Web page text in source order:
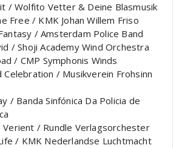
/ Wolfito Vetter & Deine Blasmusik
Free / KMK Johan Willem Friso
/ Amsterdam Police Band
/ Shoji Academy Wind Orchestra
/ CMP Symphonis Winds
Celebration / Musikverein Frohsinn
/ Banda Sinfónica Da Policia de
Verient / Rundle Verlagsorchester
/ KMK Nederlandse Luchtmacht